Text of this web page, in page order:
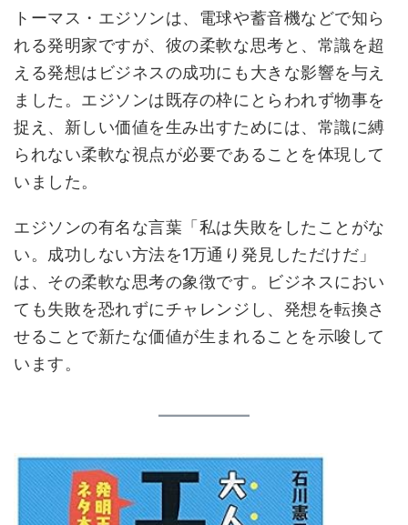
トーマス・エジソンは、電球や蓄音機などで知ら
れる発明家ですが、彼の柔軟な思考と、常識を超
える発想はビジネスの成功にも大きな影響を与え
ました。エジソンは既存の枠にとらわれず物事を
捉え、新しい価値を生み出すためには、常識に縛
られない柔軟な視点が必要であることを体現して
いました。
エジソンの有名な言葉「私は失敗をしたことがな
い。成功しない方法を1万通り発見しただけだ」
は、その柔軟な思考の象徴です。ビジネスにおい
ても失敗を恐れずにチャレンジし、発想を転換さ
せることで新たな価値が生まれることを示唆して
います。